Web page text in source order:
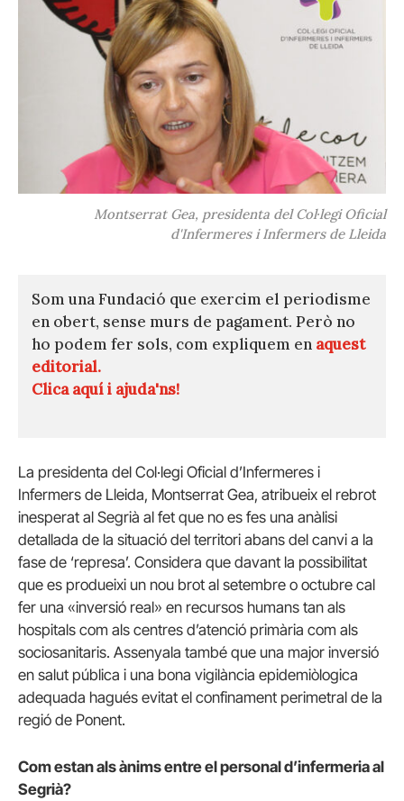
Montserrat Gea, presidenta del Col·legi Oficial
d'Infermeres i Infermers de Lleida
Som una Fundació que exercim el periodisme
en obert, sense murs de pagament. Però no
ho podem fer sols, com expliquem en aquest
editorial.
Clica aquí i ajuda'ns!
La presidenta del Col·legi Oficial d’Infermeres i
Infermers de Lleida, Montserrat Gea, atribueix el rebrot
inesperat al Segrià al fet que no es fes una anàlisi
detallada de la situació del territori abans del canvi a la
fase de ‘represa’. Considera que davant la possibilitat
que es produeixi un nou brot al setembre o octubre cal
fer una «inversió real» en recursos humans tan als
hospitals com als centres d’atenció primària com als
sociosanitaris. Assenyala també que una major inversió
en salut pública i una bona vigilància epidemiòlogica
adequada hagués evitat el confinament perimetral de la
regió de Ponent.
Com estan als ànims entre el personal d’infermeria al
Segrià?